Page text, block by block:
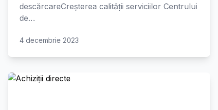
descărcareCreșterea calității serviciilor Centrului
de…
4 decembrie 2023